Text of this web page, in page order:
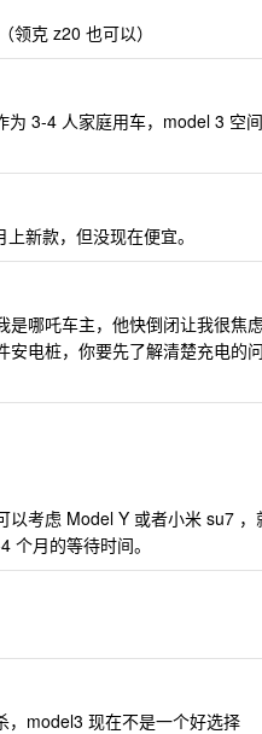
领克 z20 也可以）
3-4 人家庭用车，model 3 空
新款，但没现在便宜。
哪吒车主，他快倒闭让我很焦
电桩，你要先了解清楚充电的
以考虑 Model Y 或者小米 su7
个月的等待时间。
，model3 现在不是一个好选择